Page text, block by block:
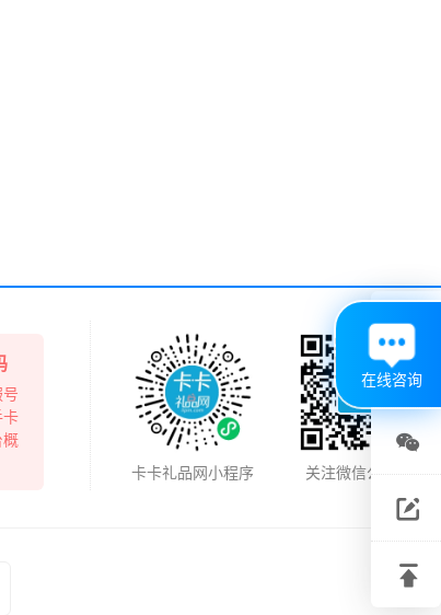
卡卡礼品网小程序 关注微信公众号

在线咨询

关注
微信

建议
反馈
